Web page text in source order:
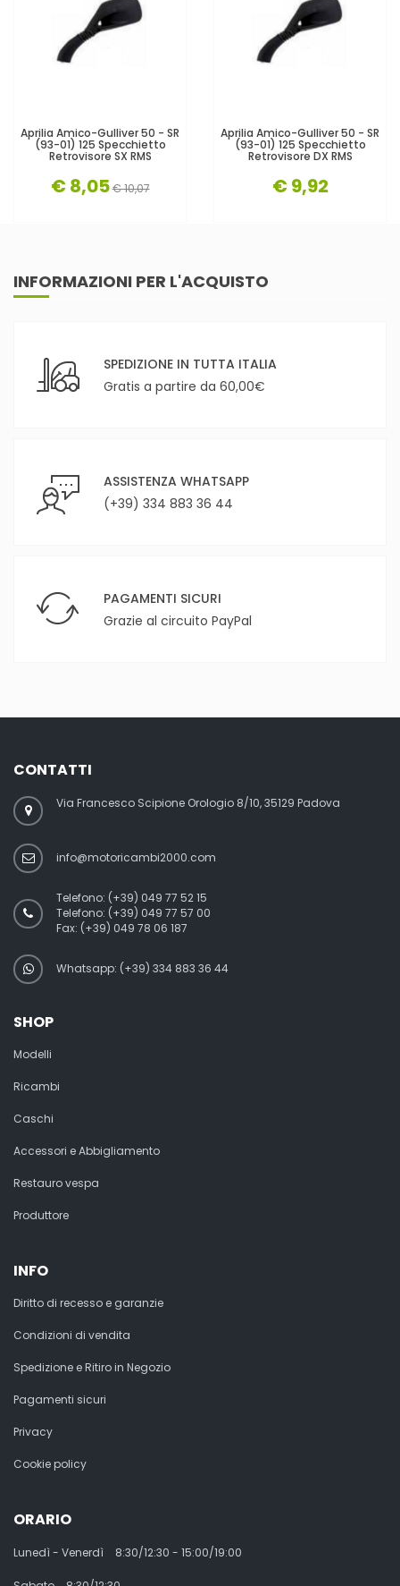
Aprilia Amico-Gulliver 50 - SR
(93-01) 125 Specchietto
Retrovisore SX RMS
€ 8,05€ 10,07
Aprilia Amico-Gulliver 50 - SR
(93-01) 125 Specchietto
Retrovisore DX RMS
€ 9,92
INFORMAZIONI PER L'ACQUISTO
SPEDIZIONE IN TUTTA ITALIA
Gratis a partire da 60,00€
ASSISTENZA WHATSAPP
(+39) 334 883 36 44
PAGAMENTI SICURI
Grazie al circuito PayPal
CONTATTI
Via Francesco Scipione Orologio 8/10, 35129 Padova
info@motoricambi2000.com
Telefono: (+39) 049 77 52 15
Telefono: (+39) 049 77 57 00
Fax: (+39) 049 78 06 187
Whatsapp: (+39) 334 883 36 44
SHOP
Modelli
Ricambi
Caschi
Accessori e Abbigliamento
Restauro vespa
Produttore
INFO
Diritto di recesso e garanzie
Condizioni di vendita
Spedizione e Ritiro in Negozio
Pagamenti sicuri
Privacy
Cookie policy
ORARIO
Lunedì - Venerdì 8:30/12:30 - 15:00/19:00